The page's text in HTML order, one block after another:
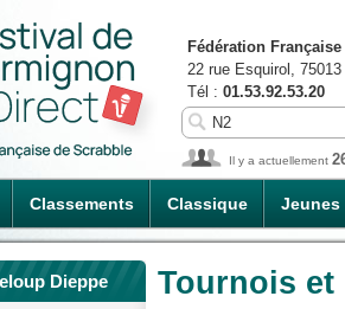
Classements Classique Jeunes
Fédération
22 rue Esquirol,
Tél : 01.53.92.53.20
Il y a actuellement
Dieppe Tournois